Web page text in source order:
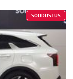
SOODUSTUS